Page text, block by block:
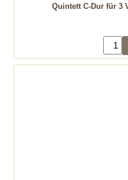
Quintett C-Dur für